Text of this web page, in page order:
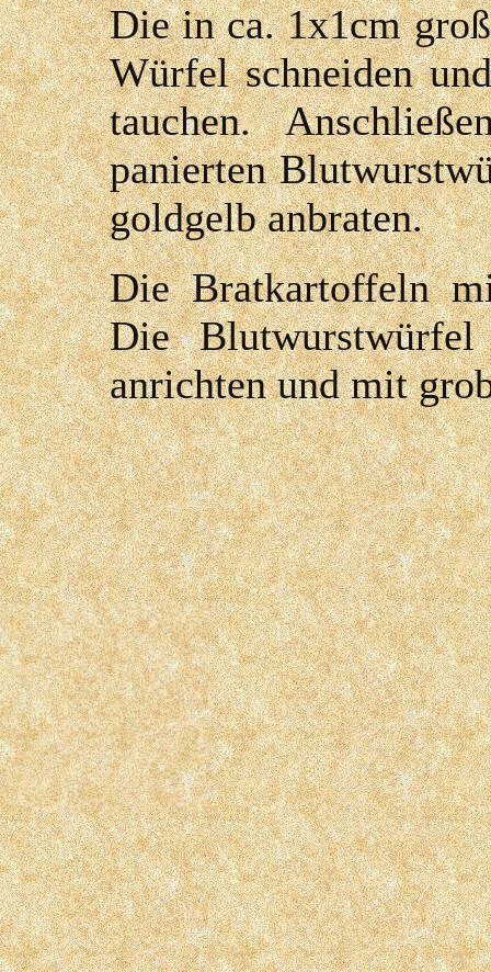
Die in ca. 1x1cm
Würfel schneiden
tauchen.
panierten
goldgelb anbraten.
Die Bratkartoffeln
Die
anrichten und mit